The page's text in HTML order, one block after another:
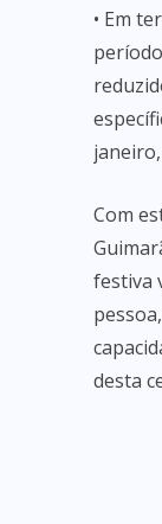
• Em
Com
festiva
desta